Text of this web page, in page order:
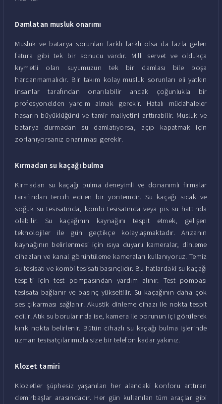
Damlatan musluk onarımı
Musluk ve batarya sorunları farklı farklı olsa da fazla gelen
fatura gibi tek bir sonucu vardır. Milli servet ve oldukça
kıymetli olan suyumuzun tek bir damlası bile boşa
harcanmamalıdır. Bir takım kolay musluk sorunları eli yatkın
insanlar tarafından onarılabilir ancak çoğunlukla bir
profesyonelden yardım almak gerekir. Hatalı müdahaleler
hasarın büyüklüğünü ve tamir maliyetini arttırabilir. Musluk ve
batarya durmadan su damlatıyorsa, açıp kapatmak için
zorlanıyorsanız onarılması gerekir.
Kırmadan su kaçağı bulma
Kırmadan su kaçağı bulma deneyimli ve donanımlı firmalar
tarafından tercih edilen bir yöntemdir. Su kaçağı sıcak ve
soğuk su tesisatında, kombi tesisatında veya pis su hattında
olabilir. Su kaçağının kaynağını tespit etmek, gelişen
teknolojiler ile gün geçtikçe kolaylaşmaktadır. Arızanın
kaynağının belirlenmesi için ısıya duyarlı kameralar, dinleme
cihazları ve kanal görüntüleme kameraları kullanıyoruz. Temiz
su tesisatı ve kombi tesisatı basınçlıdır. Bu hatlardaki su kaçağı
tespiti için test pompasından yardım alınır. Test pompası
tesisata bağlanır ve basınç yükseltilir. Su kaçağının daha çok
ses çıkarması sağlanır. Akustik dinleme cihazı ile nokta tespit
edilir. Atık su borularında ise, kamera ile borunun içi görülerek
kırık nokta belirlenir. Bütün cihazlı su kaçağı bulma işlerinde
uzman tesisatçılarımızla size bir telefon kadar yakınız.
Klozet tamiri
Klozetler şüphesiz yaşanılan her alandaki konforu arttıran
demirbaşlar arasındadır. Her gün kullanılan tüm araçlar gibi